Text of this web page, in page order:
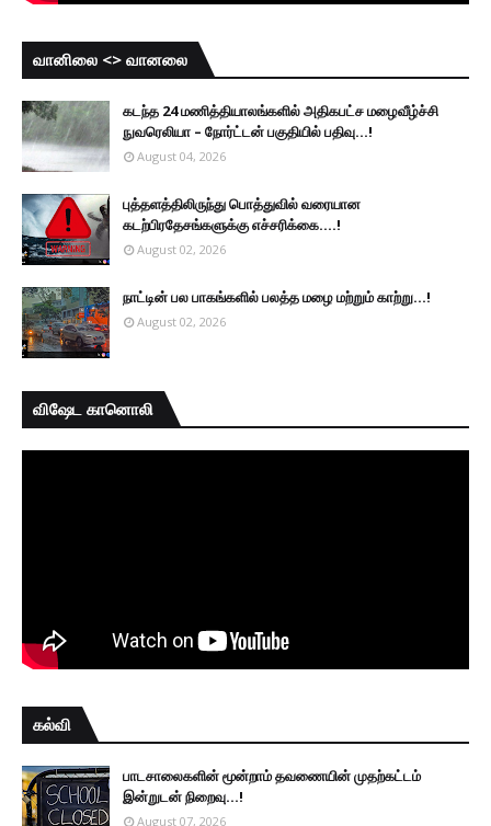
வானிலை <> வானலை
கடந்த 24 மணித்தியாலங்களில் அதிகபட்ச மழைவீழ்ச்சி
நுவரெலியா – நோர்ட்டன் பகுதியில் பதிவு...!
August 04, 2026
புத்தளத்திலிருந்து பொத்துவில் வரையான
கடற்பிரதேசங்களுக்கு எச்சரிக்கை....!
August 02, 2026
நாட்டின் பல பாகங்களில் பலத்த மழை மற்றும் காற்று...!
August 02, 2026
விஷேட கானொலி
கல்வி
பாடசாலைகளின் மூன்றாம் தவணையின் முதற்கட்டம்
இன்றுடன் நிறைவு...!
August 07, 2026